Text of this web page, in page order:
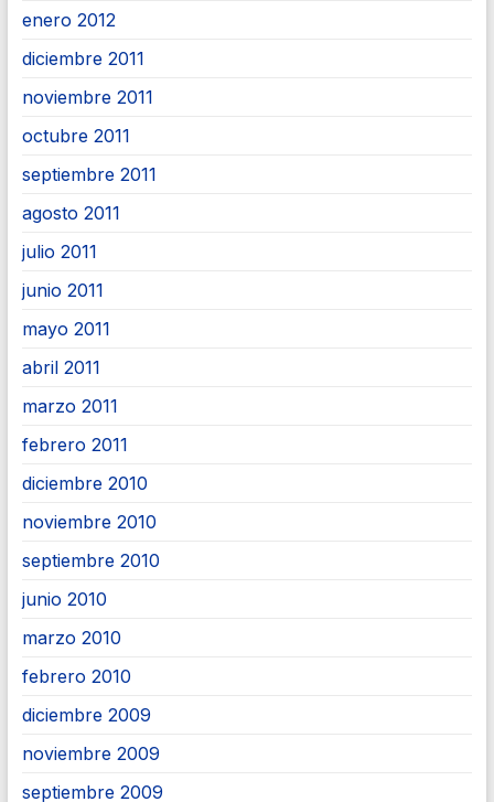
enero 2012
diciembre 2011
noviembre 2011
octubre 2011
septiembre 2011
agosto 2011
julio 2011
junio 2011
mayo 2011
abril 2011
marzo 2011
febrero 2011
diciembre 2010
noviembre 2010
septiembre 2010
junio 2010
marzo 2010
febrero 2010
diciembre 2009
noviembre 2009
septiembre 2009